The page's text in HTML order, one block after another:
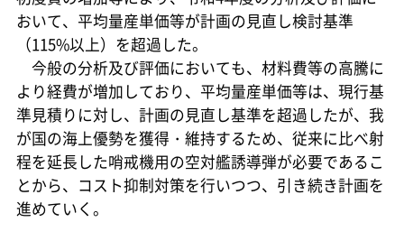
おいて、平均量産単価等が計画の見直し検討基準
（115%以上）を超過した。
今般の分析及び評価においても、材料費等の高騰に
より経費が増加しており、平均量産単価等は、現行基
準見積りに対し、計画の見直し基準を超過したが、我
が国の海上優勢を獲得・維持するため、従来に比べ射
程を延長した哨戒機用の空対艦誘導弾が必要であるこ
とから、コスト抑制対策を行いつつ、引き続き計画を
進めていく。